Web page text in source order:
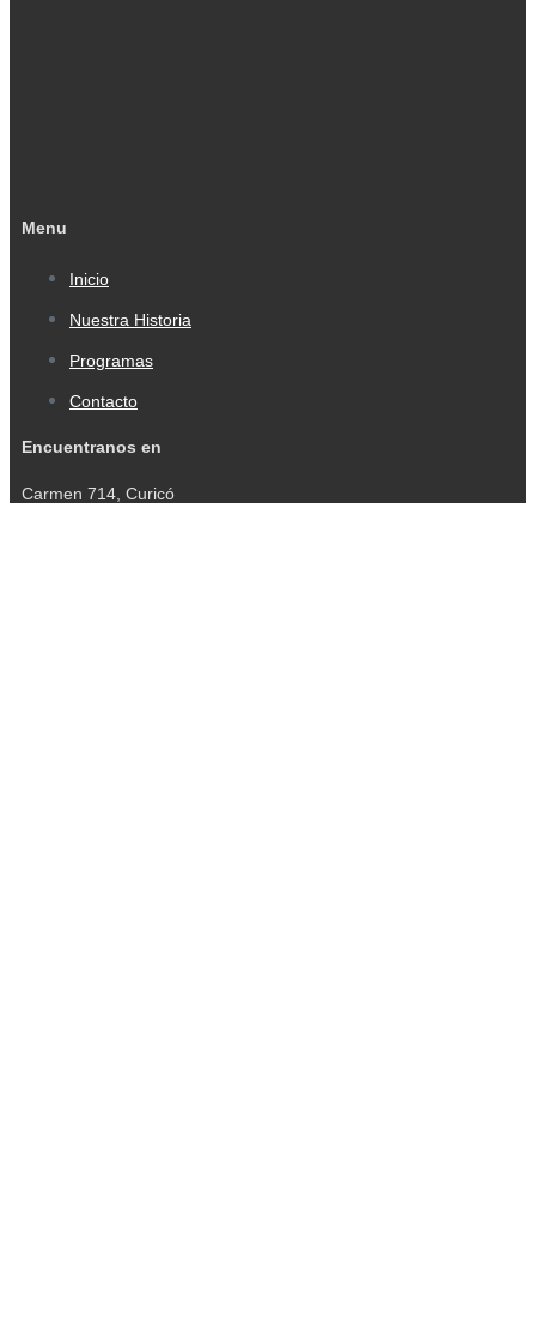
Menu
Inicio
Nuestra Historia
Programas
Contacto
Encuentranos en
Carmen 714, Curicó